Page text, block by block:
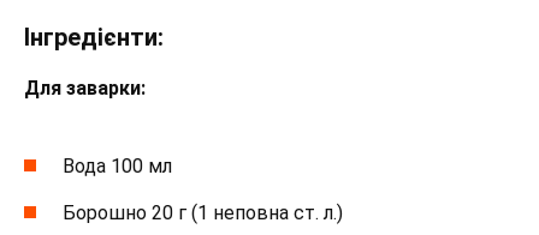
Інгредієнти:
Для заварки:
Вода 100 мл
Борошно 20 г (1 неповна ст. л.)